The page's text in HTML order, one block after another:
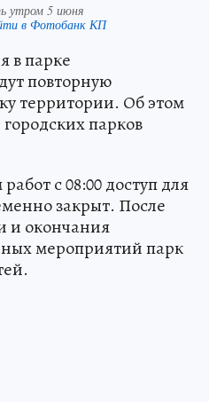
утром 5 июня
в Фотобанк КП
в парке
повторную
территории. Об этом
парков
с 08:00 доступ для
закрыт. После
и окончания
мероприятий парк